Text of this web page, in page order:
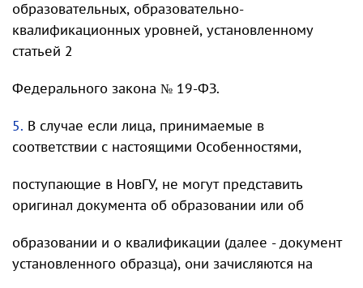
образовательных, образовательно-
квалификационных уровней, установленному
статьей 2
Федерального закона № 19-ФЗ.
5. В случае если лица, принимаемые в
соответствии с настоящими Особенностями,
поступающие в НовГУ, не могут представить
оригинал документа об образовании или об
образовании и о квалификации (далее - документ
установленного образца), они зачисляются на